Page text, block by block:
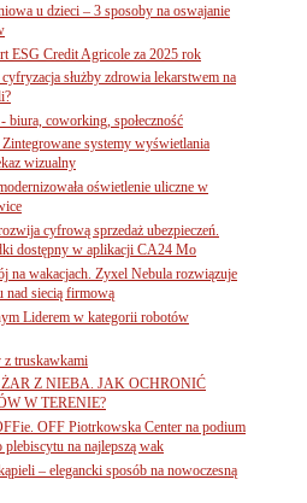
u dzieci – 3 sposoby na oswajanie
ESG Credit Agricole za 2025 rok
służby zdrowia lekarstwem na
coworking, społeczność
systemy wyświetlania
wizualny
oświetlenie uliczne w
cyfrową sprzedaż ubezpieczeń.
dostępny w aplikacji CA24 Mo
na wakacjach. Zyxel Nebula rozwiązuje
nad siecią firmową
Liderem w kategorii robotów
z truskawkami
Z NIEBA. JAK OCHRONIĆ
W TERENIE?
OFF Piotrkowska Center na podium
na najlepszą wak
– elegancki sposób na nowoczesną